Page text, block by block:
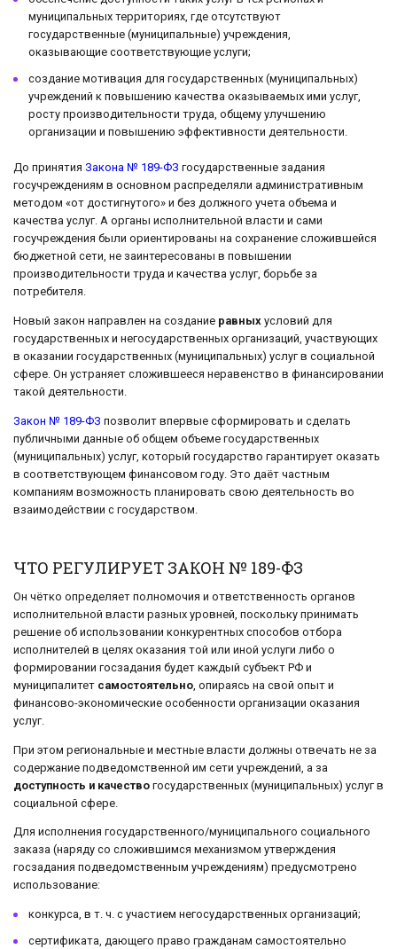
муниципальных территориях, где отсутствуют
государственные (муниципальные) учреждения,
оказывающие соответствующие услуги;
создание мотивация для государственных (муниципальных)
учреждений к повышению качества оказываемых ими услуг,
росту производительности труда, общему улучшению
организации и повышению эффективности деятельности.
До принятия Закона № 189-ФЗ государственные задания
госучреждениям в основном распределяли административным
методом «от достигнутого» и без должного учета объема и
качества услуг. А органы исполнительной власти и сами
госучреждения были ориентированы на сохранение сложившейся
бюджетной сети, не заинтересованы в повышении
производительности труда и качества услуг, борьбе за
потребителя.
Новый закон направлен на создание равных условий для
государственных и негосударственных организаций, участвующих
в оказании государственных (муниципальных) услуг в социальной
сфере. Он устраняет сложившееся неравенство в финансировании
такой деятельности.
Закон № 189-ФЗ позволит впервые сформировать и сделать
публичными данные об общем объеме государственных
(муниципальных) услуг, который государство гарантирует оказать
в соответствующем финансовом году. Это даёт частным
компаниям возможность планировать свою деятельность во
взаимодействии с государством.
ЧТО РЕГУЛИРУЕТ ЗАКОН № 189-ФЗ
Он чётко определяет полномочия и ответственность органов
исполнительной власти разных уровней, поскольку принимать
решение об использовании конкурентных способов отбора
исполнителей в целях оказания той или иной услуги либо о
формировании госзадания будет каждый субъект РФ и
муниципалитет самостоятельно , опираясь на свой опыт и
финансово-экономические особенности организации оказания
услуг.
При этом региональные и местные власти должны отвечать не за
содержание подведомственной им сети учреждений, а за
доступность и качество государственных (муниципальных) услуг в
социальной сфере.
Для исполнения государственного/муниципального социального
заказа (наряду со сложившимся механизмом утверждения
госзадания подведомственным учреждениям) предусмотрено
использование:
конкурса, в т. ч. с участием негосударственных организаций;
сертификата, дающего право гражданам самостоятельно